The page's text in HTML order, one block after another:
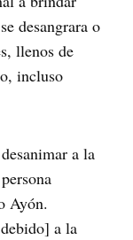
desangrara o
llenos de
incluso
a la
Ayón.
a la